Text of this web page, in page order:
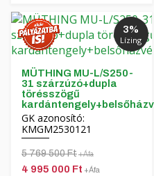
3%
Lízing
MÜTHING MU-L/S250-
31 szárzúzó+dupla
törésszögű
GK azonosító:
KMGM2530121
5 769 500 Ft+Áfa
4 995 000 Ft +Áfa